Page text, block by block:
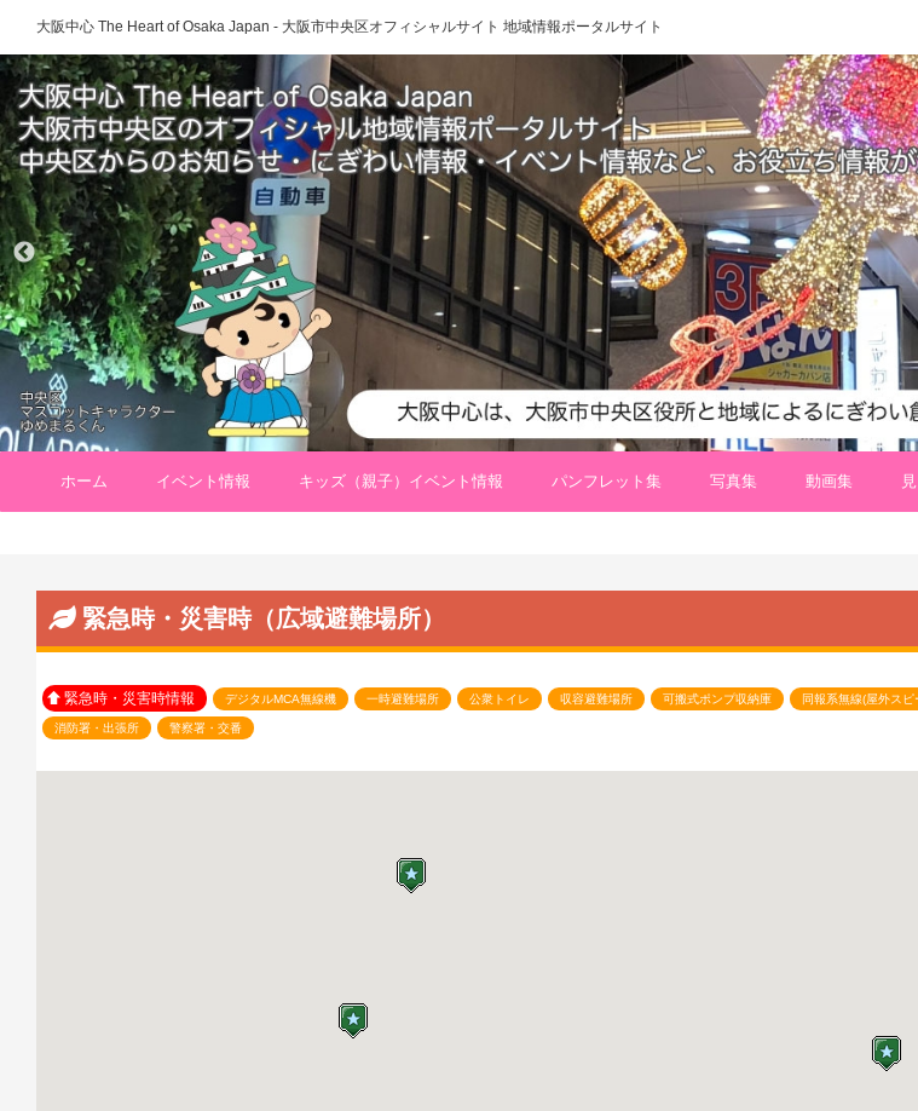
大阪中心 The Heart of Osaka Japan - 大阪市中央区オフィシャルサイト 地域情報ポータルサイト
ホーム イベント情報 キッズ（親子）イベント情報 パンフレット集 写真集 動画集
緊急時・災害時（広域避難場所）
緊急時・災害時情報 デジタルMCA無線機 一時避難場所 公衆トイレ 収容避難場所 可搬式ポンプ収納庫 同報系無線(屋外スピ
消防署・出張所 警察署・交番